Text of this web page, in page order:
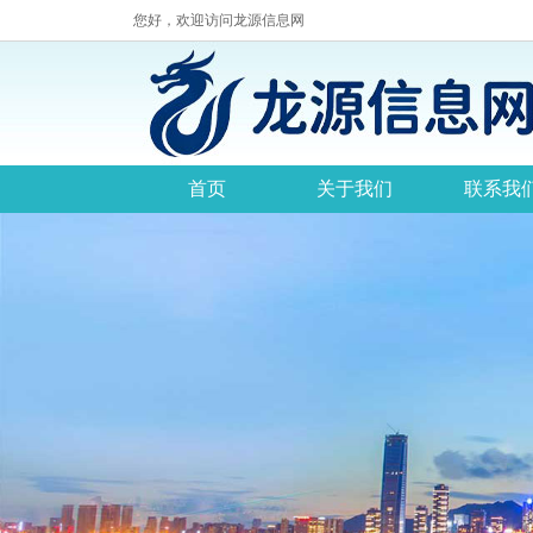
您好，欢迎访问龙源信息网
首页 关于我们 联系我